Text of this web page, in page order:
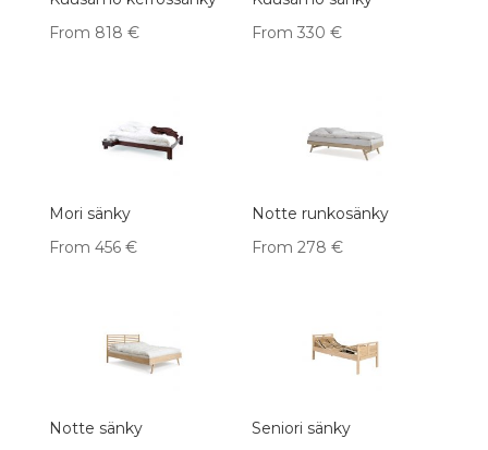
From 818 €
From 330€
Mori sänky
From 456 €
Notte runkosänky
From 278€
Notte sänky
Seniori sänky